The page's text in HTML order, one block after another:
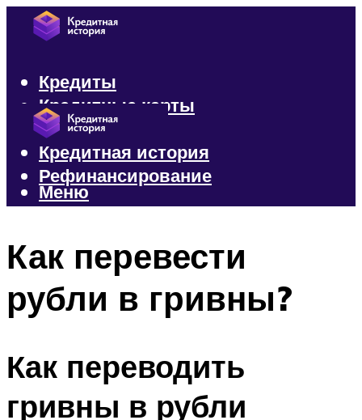
Кредиты
Кредитные карты
Микрозаймы
Кредитная история
Рефинансирование
Меню
Как перевести
рубли в гривны?
Как переводить
гривны в рубли